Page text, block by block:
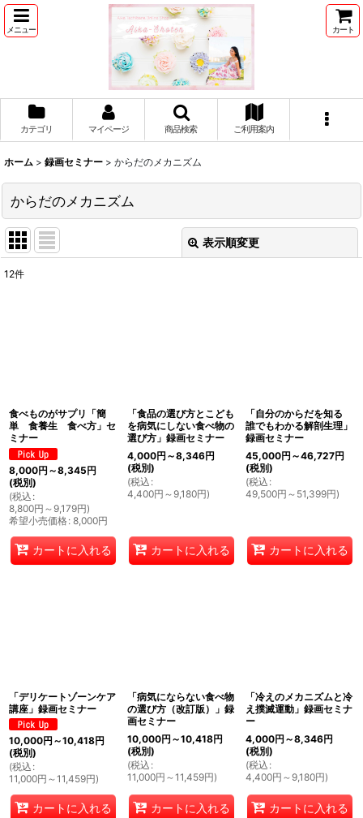
メニュー カート
カテゴリ マイページ 商品検索 ご利用案内
ホーム > 録画セミナー > からだのメカニズム
からだのメカニズム
表示順変更
12件
食べものがサプリ「簡
単 食養生 食べ方」セ
ミナー
8,000円 ～8,345円
(税別)
(税込 :
8,800円 ～9,179円)
希望小売価格: 8,000円
カートに入れる
「食品の選び方とこども
を病気にしない食べ物の
選び方」録画セミナー
4,000円 ～8,346円
(税別)
(税込 :
4,400円 ～9,180円)
カートに入れる
「自分のからだを知る
誰でもわかる解剖生理」
録画セミナー
45,000円 ～46,727円
(税別)
(税込 :
49,500円 ～51,399円)
カートに入れる
「デリケートゾーンケア
講座」録画セミナー
10,000円 ～10,418円
(税別)
(税込 :
11,000円 ～11,459円)
カートに入れる
「病気にならない食べ物
の選び方（改訂版）」録
画セミナー
10,000円 ～10,418円
(税別)
(税込 :
11,000円 ～11,459円)
カートに入れる
「冷えのメカニズムと冷
え撲滅運動」録画セミナ
ー
4,000円 ～8,346円
(税別)
(税込 :
4,400円 ～9,180円)
カートに入れる